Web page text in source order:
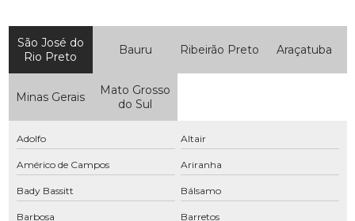
Compressor parafuso
Compressor parafuso preço
Compressor parafuso com secador
Compressor de parafuso com secador integrado
Compressor rosca
São José do
Rio Preto
Bauru Ribeirão Preto Araçatuba
Minas Gerais
Mato Grosso
do Sul
Adolfo Altair
Américo de Campos Ariranha
Bady Bassitt Bálsamo
Barbosa Barretos